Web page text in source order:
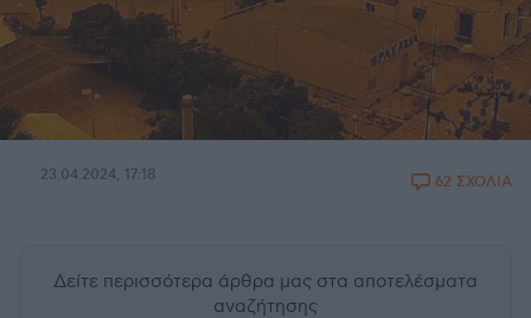
23.04.2024, 17:18 62 ΣΧΟΛΙΑ
Δείτε περισσότερα άρθρα μας στα αποτελέσματα
αναζήτησης